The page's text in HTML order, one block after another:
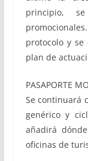
principio,
protocolo y
plan de
PASAPORTE
Se continuará
genérico y
añadirá
oficinas de